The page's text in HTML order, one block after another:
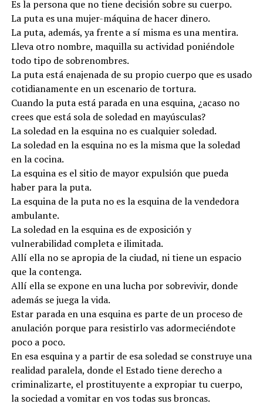
Es la persona que no tiene decisión sobre su cuerpo.
La puta es una mujer-máquina de hacer dinero.
La puta, además, ya frente a sí misma es una mentira.
Lleva otro nombre, maquilla su actividad poniéndole
todo tipo de sobrenombres.
La puta está enajenada de su propio cuerpo que es usado
cotidianamente en un escenario de tortura.
Cuando la puta está parada en una esquina, ¿acaso no
crees que está sola de soledad en mayúsculas?
La soledad en la esquina no es cualquier soledad.
La soledad en la esquina no es la misma que la soledad
en la cocina.
La esquina es el sitio de mayor expulsión que pueda
haber para la puta.
La esquina de la puta no es la esquina de la vendedora
ambulante.
La soledad en la esquina es de exposición y
vulnerabilidad completa e ilimitada.
Allí ella no se apropia de la ciudad, ni tiene un espacio
que la contenga.
Allí ella se expone en una lucha por sobrevivir, donde
además se juega la vida.
Estar parada en una esquina es parte de un proceso de
anulación porque para resistirlo vas adormeciéndote
poco a poco.
En esa esquina y a partir de esa soledad se construye una
realidad paralela, donde el Estado tiene derecho a
criminalizarte, el prostituyente a expropiar tu cuerpo,
la sociedad a vomitar en vos todas sus broncas.